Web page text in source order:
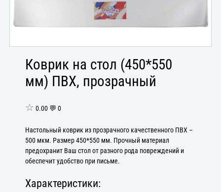
Коврик на стол (450*550
мм) ПВХ, прозрачный
☆ 0.00 💬 0
Настольный коврик из прозрачного качественного ПВХ –
500 мкм. Размер 450*550 мм. Прочный материал
предохранит Ваш стол от разного рода повреждений и
обеспечит удобство при письме.
Характеристики: